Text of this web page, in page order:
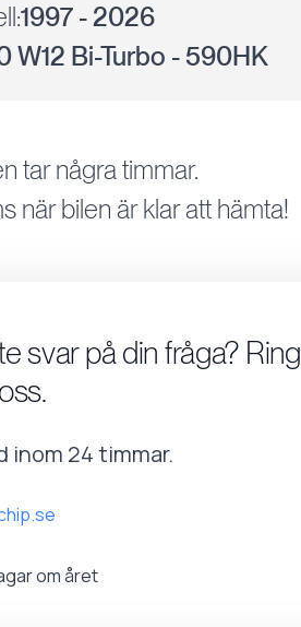
1997 - 2026
W12 Bi-Turbo - 590HK
tar några timmar.
när bilen är klar att hämta!
svar på din fråga? Ring
inom 24 timmar.
om året